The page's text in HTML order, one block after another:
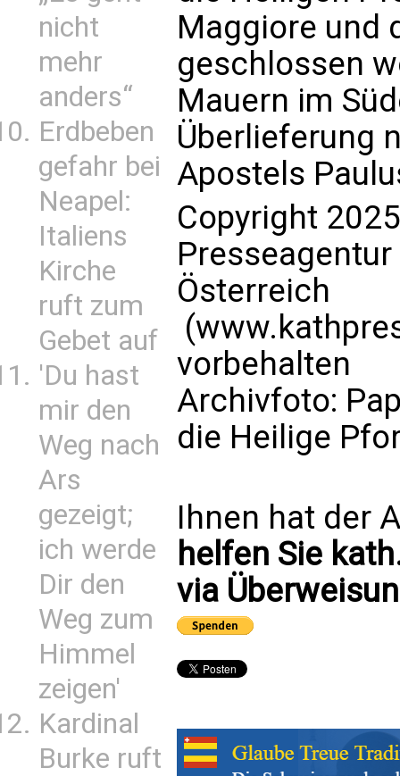
nicht
mehr
anders“
Erdbeben
gefahr bei
Neapel:
Italiens
Kirche
ruft zum
Gebet auf
'Du hast
mir den
Weg nach
Ars
gezeigt;
ich werde
Dir den
Weg zum
Himmel
zeigen'
Kardinal
Burke ruft
Maggiore und
geschlossen
Mauern im
Überlieferung
Apostels
Copyright
Presseagentur
Österreich
vorbehalten
Archivfoto:
die Heilige
Ihnen hat der
helfen Sie
via